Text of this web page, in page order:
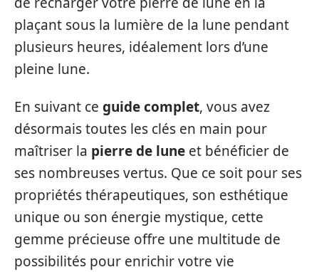
plaçant sous la lumière de la lune pendant
plusieurs heures, idéalement lors d’une
pleine lune.
En suivant ce guide complet, vous avez
désormais toutes les clés en main pour
maîtriser la pierre de lune et bénéficier de
ses nombreuses vertus. Que ce soit pour ses
propriétés thérapeutiques, son esthétique
unique ou son énergie mystique, cette
gemme précieuse offre une multitude de
possibilités pour enrichir votre vie